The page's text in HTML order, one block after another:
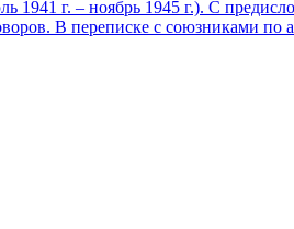
г. – ноябрь 1945 г.). С
В переписке с союзниками